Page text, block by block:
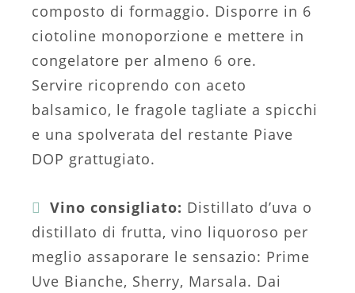
composto di formaggio. Disporre in 6
ciotoline monoporzione e mettere in
congelatore per almeno 6 ore.
Servire ricoprendo con aceto
balsamico, le fragole tagliate a spicchi
e una spolverata del restante Piave
DOP grattugiato.
Vino consigliato: Distillato d’uva o
distillato di frutta, vino liquoroso per
meglio assaporare le sensazio: Prime
Uve Bianche, Sherry, Marsala. Dai